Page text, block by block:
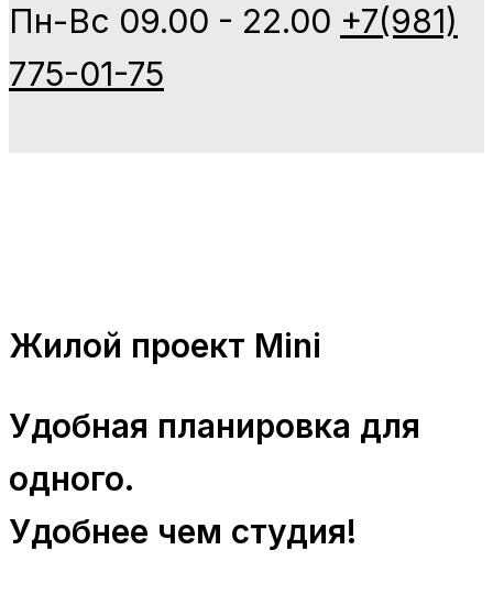
Пн-Вс 09.00 - 22.00 +7(981)
775-01-75
Жилой проект Mini
Удобная планировка для
одного.
Удобнее чем студия!